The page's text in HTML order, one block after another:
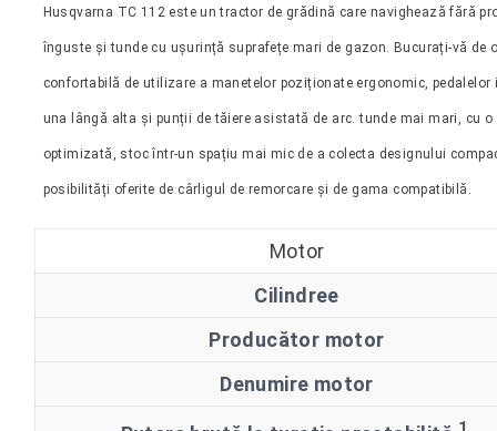
Husqvarna TC 112 este un tractor de grădină care navighează fără
înguste și tunde cu ușurință suprafețe mari de gazon. Bucurați-vă de
confortabilă de utilizare a manetelor poziționate ergonomic,
una lângă alta și punții de tăiere asistată de arc. tunde mai mari, cu o
optimizată, stoc într-un spațiu mai mic de a colecta designului
posibilități oferite de cârligul de remorcare și de gama compatibilă.
Motor
Cilindree
Producător motor
Denumire motor